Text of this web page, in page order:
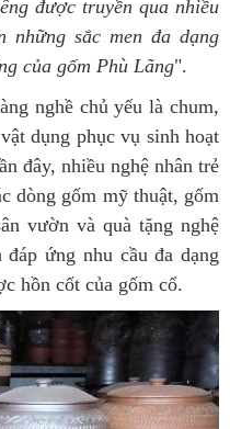
được truyền qua nhiều
những sắc men đa dạng
của gốm Phù Lãng".
nghề chủ yếu là chum,
dụng phục vụ sinh hoạt
đây, nhiều nghệ nhân trẻ
dòng gốm mỹ thuật, gốm
vườn và quà tặng nghệ
ứng nhu cầu đa dạng
hồn cốt của gốm cổ.